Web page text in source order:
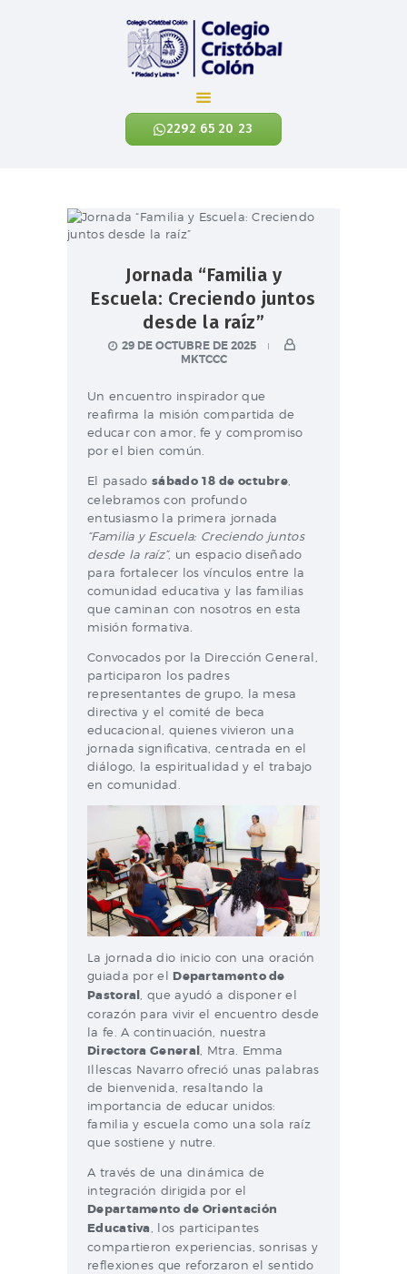
2292 65 20 23
Colegio Cristóbal Colón
REINVENTANDO LA EDUCACIÓN
NIVELES ACADÉMICOS
CONTÁCTANOS
NOTICIAS
ENLACES
Jornada “Familia y
Escuela: Creciendo juntos
desde la raíz”
29 DE OCTUBRE DE 2025
MKTCCC
Un encuentro inspirador que
reafirma la misión compartida de
educar con amor, fe y compromiso
por el bien común.
El pasado sábado 18 de octubre,
celebramos con profundo
entusiasmo la primera jornada
“Familia y Escuela: Creciendo juntos
desde la raíz”, un espacio diseñado
para fortalecer los vínculos entre la
comunidad educativa y las familias
que caminan con nosotros en esta
misión formativa.
Convocados por la Dirección General,
participaron los padres
representantes de grupo, la mesa
directiva y el comité de beca
educacional, quienes vivieron una
jornada significativa, centrada en el
diálogo, la espiritualidad y el trabajo
en comunidad.
La jornada dio inicio con una oración
guiada por el Departamento de
Pastoral , que ayudó a disponer el
corazón para vivir el encuentro desde
la fe. A continuación, nuestra
Directora General , Mtra. Emma
Illescas Navarro ofreció unas palabras
de bienvenida, resaltando la
importancia de educar unidos:
familia y escuela como una sola raíz
que sostiene y nutre.
A través de una dinámica de
integración dirigida por el
Departamento de Orientación
Educativa
, los participantes
compartieron experiencias, sonrisas y
reflexiones que reforzaron el sentido